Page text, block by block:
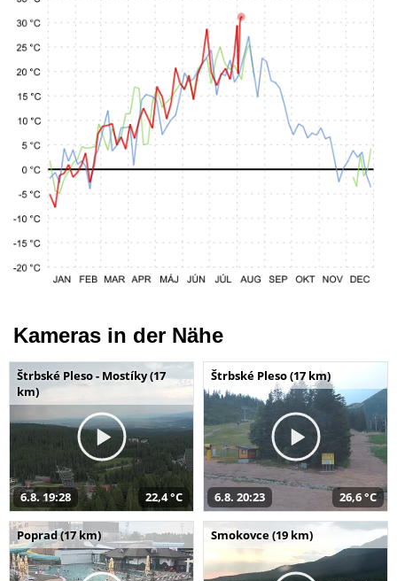
Kameras in der Nähe
Štrbské Pleso - Mostíky (17
km)
6.8. 19:28 22,4 °C
Štrbské Pleso (17 km)
6.8. 20:23 26,6 °C
Poprad (17 km) Smokovce (19 km)